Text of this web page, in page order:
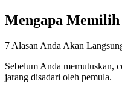
Mengapa
7 Alasan Anda Akan
Sebelum Anda memutuskan,
jarang disadari oleh pemula.